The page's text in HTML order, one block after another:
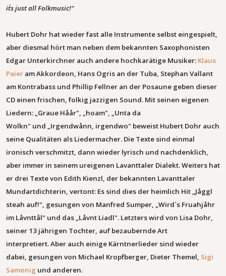
it´s just all Folkmusic!"
Hubert Dohr hat wieder fast alle Instrumente selbst eingespielt,
aber diesmal hört man neben dem bekannten Saxophonisten
Edgar Unterkirchner auch andere hochkarätige Musiker: Klaus
Paier am Akkordeon, Hans Ogris an der Tuba, Stephan Vallant
am Kontrabass und Phillip Fellner an der Posaune geben dieser
CD einen frischen, folkig jazzigen Sound. Mit seinen eigenen
Liedern: „Graue Håår", „hoam", „Unta da
Wolkn" und „Irgendwånn, irgendwo" beweist Hubert Dohr auch
seine Qualitäten als Liedermacher. Die Texte sind einmal
ironisch verschmitzt, dann wieder lyrisch und nachdenklich,
aber immer in seinem ureigenen Lavanttaler Dialekt. Weiters hat
er drei Texte von Edith Kienzl, der bekannten Lavanttaler
Mundartdichterin, vertont: Es sind dies der heimlich Hit „Jåggl
steah auf!", gesungen von Manfred Sumper, „Wird´s Fruahjåhr
im Låvnttål" und das „Låvnt Liadl". Letzters wird von Lisa Dohr,
seiner 13 jährigen Tochter, auf bezaubernde Art
interpretiert. Aber auch einige Kärntnerlieder sind wieder
dabei, gesungen von Michael Kropfberger, Dieter Themel, Sigi
Samonig und anderen.